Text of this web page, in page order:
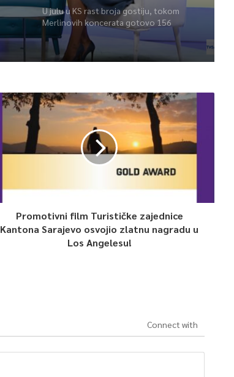
U julu u KS rast broja gostiju, tokom
Merlinovih koncerata gotovo 156
miliona KM prometa
Promotivni film Turističke zajednice
Kantona Sarajevo osvojio zlatnu nagradu u
Los Angelesu!
Connect with